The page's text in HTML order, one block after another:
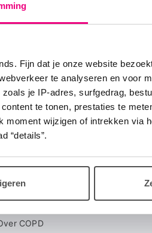
Fijn dat je onze website
te analyseren en voor
zoals je IP-adres, surfgedrag,
te tonen, prestaties te
moment wijzigen of intrekken via
“details”.
astma
COPD